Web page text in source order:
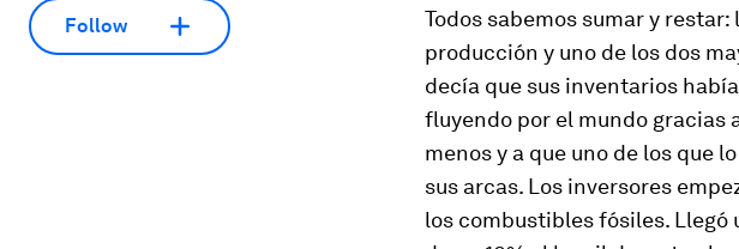
Follow
Todos sabemos sumar y
producción y uno de los dos
decía que sus inventarios
fluyendo por el mundo gracias
menos y a que uno de los que
sus arcas. Los inversores
los combustibles fósiles. Llegó